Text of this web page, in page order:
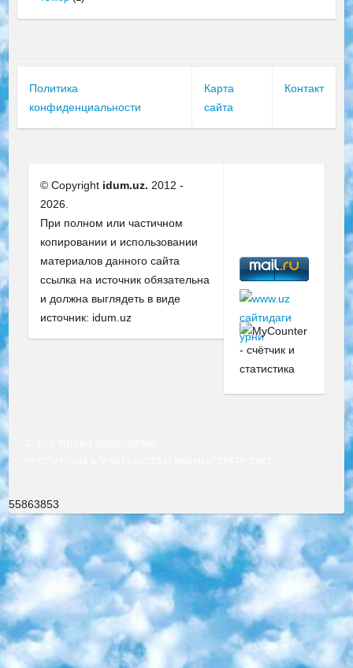
Политика
конфиденциальности
Карта
сайта
Контакт
© Copyright idum.uz. 2012 -
2026.
При полном или частичном
копировании и использовании
материалов данного сайта
ссылка на источник обязательна
и должна выглядеть в виде
источник: idum.uz
55863853